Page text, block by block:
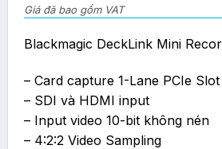
Giá đã bao gồm VAT
Blackmagic DeckLink Mini
– Card capture 1-Lane PCIe Slot
– SDI và HDMI input
– Input video 10-bit không nén
– 4:2:2 Video Sampling